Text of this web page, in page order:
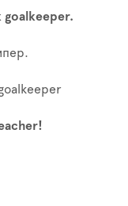
goalkeeper.